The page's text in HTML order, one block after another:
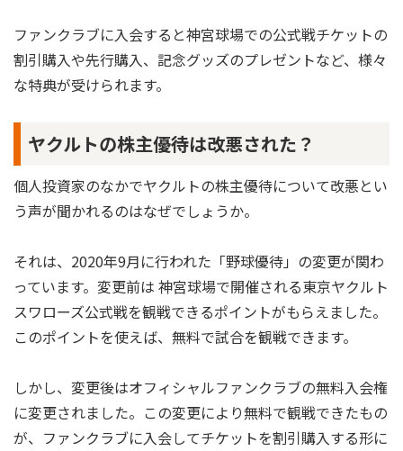
ファンクラブに入会すると神宮球場での公式戦チケットの
割引購入や先行購入、記念グッズのプレゼントなど、様々
な特典が受けられます。
ヤクルトの株主優待は改悪された？
個人投資家のなかでヤクルトの株主優待について改悪とい
う声が聞かれるのはなぜでしょうか。
それは、2020年9月に行われた「野球優待」の変更が関わ
っています。変更前は 神宮球場で開催される東京ヤクルト
スワローズ公式戦を観戦できるポイントがもらえました。
このポイントを使えば、無料で試合を観戦できます。
しかし、変更後はオフィシャルファンクラブの無料入会権
に変更されました。この変更により無料で観戦できたもの
が、ファンクラブに入会してチケットを割引購入する形に